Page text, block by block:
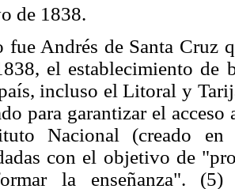
de 1838.
fue Andrés de Santa Cruz
el establecimiento de
incluso el Litoral y
para garantizar el
Nacional (creado
con el objetivo de
la enseñanza".